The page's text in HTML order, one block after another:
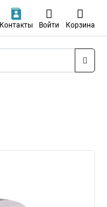
Контакты Войти Корзина